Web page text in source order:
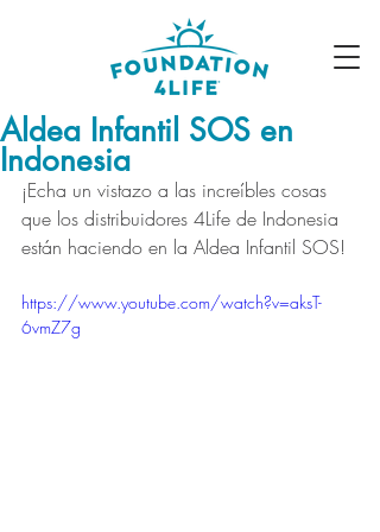
Aldea Infantil SOS en
Indonesia
¡Echa un vistazo a las increíbles cosas
que los distribuidores 4Life de Indonesia
están haciendo en la Aldea Infantil SOS!
https://www.youtube.com/watch?v=aksT-
6vmZ7g